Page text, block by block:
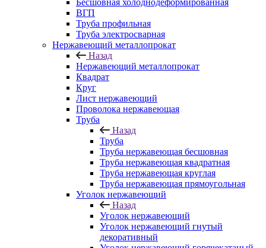
Бесшовная холоднодеформированная
ВГП
Труба профильная
Труба электросварная
Нержавеющий металлопрокат
Назад
Нержавеющий металлопрокат
Квадрат
Круг
Лист нержавеющий
Проволока нержавеющая
Труба
Назад
Труба
Труба нержавеющая бесшовная
Труба нержавеющая квадратная
Труба нержавеющая круглая
Труба нержавеющая прямоугольная
Уголок нержавеющий
Назад
Уголок нержавеющий
Уголок нержавеющий гнутый
декоративный